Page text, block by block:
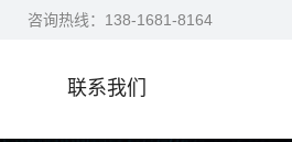
咨询热线： 138-1681-8164
联系我们